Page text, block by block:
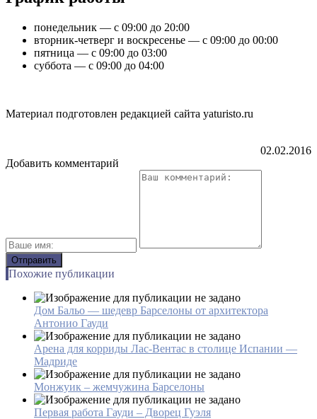
понедельник — с 09:00 до 20:00
вторник-четверг и воскресенье — с 09:00 до 00:00
пятница — с 09:00 до 03:00
суббота — с 09:00 до 04:00
Материал подготовлен редакцией сайта yaturisto.ru
02.02.2016
Добавить комментарий
Похожие публикации
Дом Бальо — шедевр Барселоны от архитектора
Антонио Гауди
Арена для корриды Лас-Вентас в столице Испании —
Мадриде
Монжуик – жемчужина Барселоны
Первая работа Гауди – Дворец Гуэля